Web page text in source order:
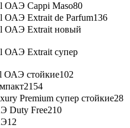
ОАЭ Cappi Maso80
ОАЭ Extrait de Parfum136
ОАЭ Extrait новый
ОАЭ Extrait супер
ОАЭ стойкие102
2154
Premium супер стойкие28
Duty Free210
12